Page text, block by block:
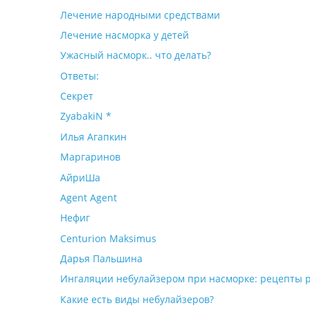
Лечение народными средствами
Лечение насморка у детей
Ужасный насморк.. что делать?
Ответы:
Секрет
ZyabakiN *
Илья Агапкин
Маргаринов
АйриШа
Agent Agent
Нефиг
Centurion Maksimus
Дарья Пальшина
Ингаляции небулайзером при насморке: рецепты
Какие есть виды небулайзеров?